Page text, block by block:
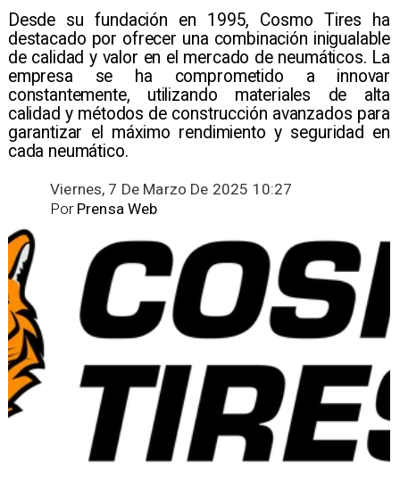
​Desde su fundación en 1995, Cosmo Tires ha
destacado por ofrecer una combinación inigualable
de calidad y valor en el mercado de neumáticos. La
empresa se ha comprometido a innovar
constantemente, utilizando materiales de alta
calidad y métodos de construcción avanzados para
garantizar el máximo rendimiento y seguridad en
cada neumático.​
Viernes, 7 De Marzo De 2025 10:27
Prensa Web
Por